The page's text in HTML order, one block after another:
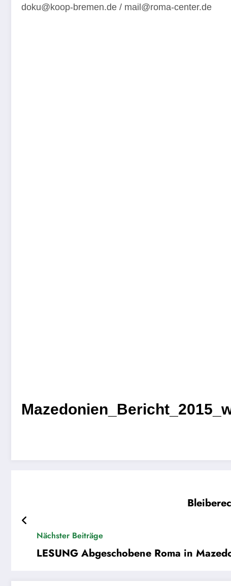
doku@koop-bremen.de / mail@roma-center.de
Nächster Beiträge
LESUNG Abgeschobene Roma in